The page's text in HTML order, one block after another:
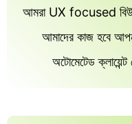
আমরা UX focused
আমাদের কাজ হবে
অটোমেটেড ক্লায়েন্ট